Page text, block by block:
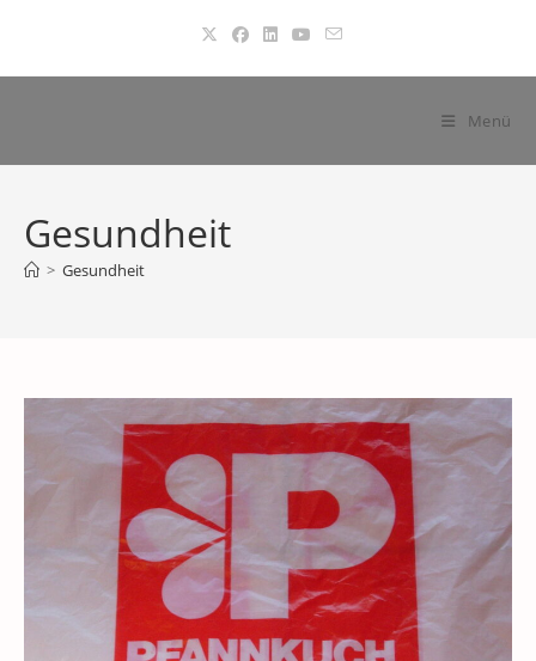
springen
Menü
Gesundheit
> Gesundheit